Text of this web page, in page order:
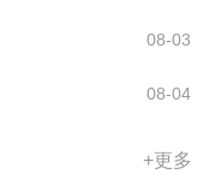
08-03
08-04
+更多